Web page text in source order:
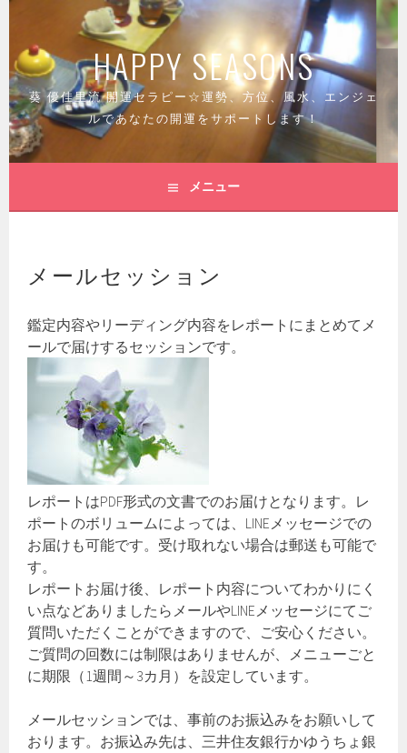
テ
ン
ツ
へ
ス
キ
プ
HAPPY SEASONS
葵 優佳里流 開運セラピー☆運勢、方位、風水、エンジェ
ルであなたの開運をサポートします！
メニュー
メールセッション
鑑定内容やリーディング内容をレポートにまとめてメ
ールで届けするセッションです。
レポートはPDF形式の文書でのお届けとなります。レ
ポートのボリュームによっては、LINEメッセージでの
お届けも可能です。受け取れない場合は郵送も可能で
す。
レポートお届け後、レポート内容についてわかりにく
い点などありましたらメールやLINEメッセージにてご
質問いただくことができますので、ご安心ください。
ご質問の回数には制限はありませんが、メニューごと
に期限（1週間～3カ月）を設定しています。
メールセッションでは、事前のお振込みをお願いして
おります。お振込み先は、三井住友銀行かゆうちょ銀